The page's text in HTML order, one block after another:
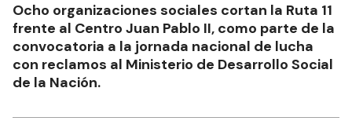
Ocho organizaciones sociales cortan la Ruta 11
frente al Centro Juan Pablo II, como parte de la
convocatoria a la jornada nacional de lucha
con reclamos al Ministerio de Desarrollo Social
de la Nación.